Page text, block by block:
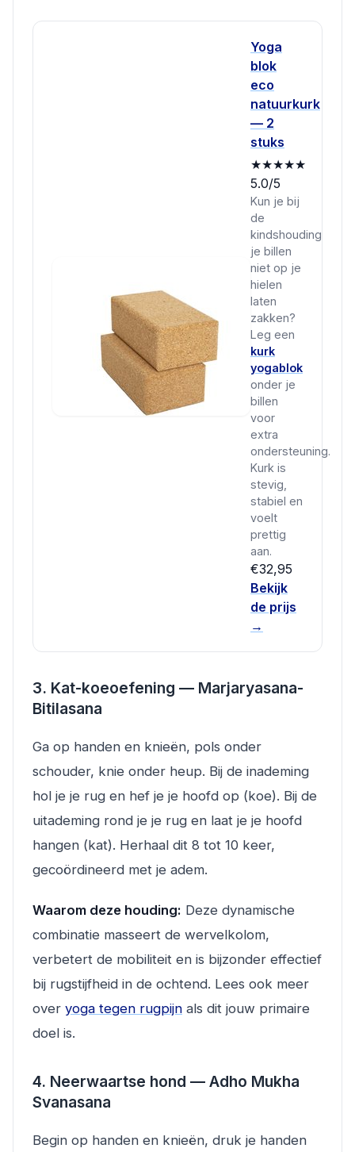
Yoga
blok
eco
natuurkurk
— 2
stuks
★★★★★
5.0/5
Kun je bij
de
kindshouding
je billen
niet op je
hielen
laten
zakken?
Leg een
kurk
yogablok
onder je
billen
voor
extra
ondersteuning.
Kurk is
stevig,
stabiel en
voelt
prettig
aan.
€32,95
Bekijk
de prijs
→
3. Kat-koeoefening — Marjaryasana-
Bitilasana
Ga op handen en knieën, pols onder
schouder, knie onder heup. Bij de inademing
hol je je rug en hef je je hoofd op (koe). Bij de
uitademing rond je je rug en laat je je hoofd
hangen (kat). Herhaal dit 8 tot 10 keer,
gecoördineerd met je adem.
Waarom deze houding: Deze dynamische
combinatie masseert de wervelkolom,
verbetert de mobiliteit en is bijzonder effectief
bij rugstijfheid in de ochtend. Lees ook meer
over yoga tegen rugpijn als dit jouw primaire
doel is.
4. Neerwaartse hond — Adho Mukha
Svanasana
Begin op handen en knieën, druk je handen